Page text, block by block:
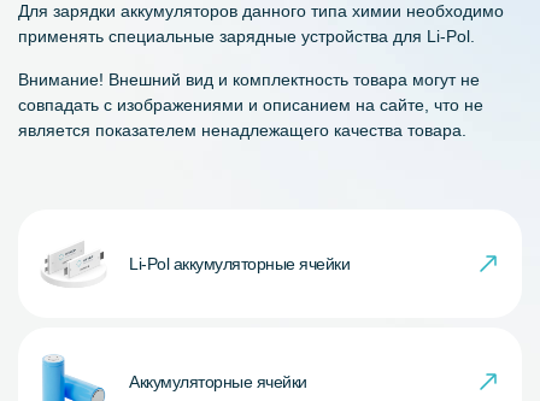
Для зарядки аккумуляторов данного типа химии необходимо
применять специальные зарядные устройства для Li-Pol.
Внимание! Внешний вид и комплектность товара могут не
совпадать с изображениями и описанием на сайте, что не
является показателем ненадлежащего качества товара.
Li-Pol аккумуляторные ячейки
Аккумуляторные ячейки